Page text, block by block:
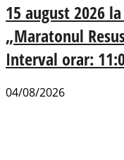
15 august 2026
„Maratonul
Interval orar:
04/08/2026